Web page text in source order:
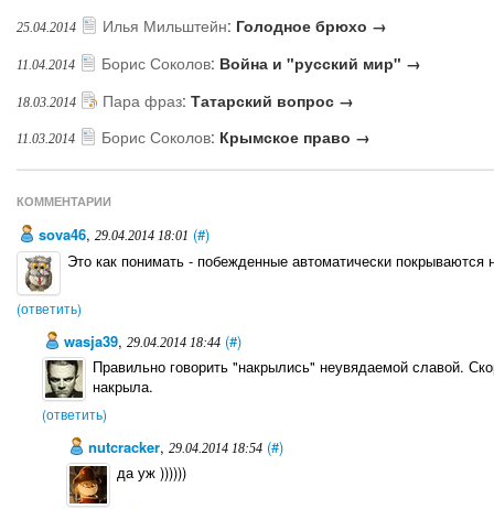
25.04.2014 Илья Мильштейн: Голодное брюхо →
11.04.2014 Борис Соколов: Война и "русский мир" →
18.03.2014 Пара фраз: Татарский вопрос →
11.03.2014 Борис Соколов: Крымское право →
КОММЕНТАРИИ
sova46, 29.04.2014 18:01 (#)
Это как понимать - побежденные автоматически покрываются
(ответить)
wasja39, 29.04.2014 18:44 (#)
Правильно говорить "накрылись" неувядаемой славой.
накрыла.
(ответить)
nutcracker,29.04.2014 18:54 (#)
да уж ))))))